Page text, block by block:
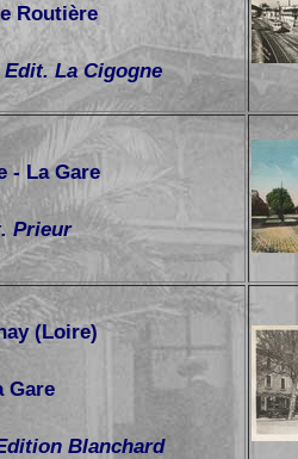
Routière
Edit. La Cigogne
- La Gare
Prieur
(Loire)
Gare
Blanchard